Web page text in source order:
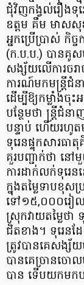
ជុំវិញកង្វល់រឿងទុ
ឧត្តម គឹម មាសសុ
អ្នកប្រើប្រាស់ កិច្ច
(ក.ប.ប.) បានគូស
សង្ស័យលើការចរ
ការណ៍មកមន្ត្រីជំ
ដើម្បីឱ្យកម្លាំងចុ
បន្ថែមថា ន្ត្រីជំ
បន្ទាប់ ហើយរហូ
ទុរេនផ្ទុកសារ
គួរបញ្ជាក់ថា ន
ការដាក់លក់ទុរេន
ក្នុងតម្លៃទាបខុ
ទៅ១៥,០០០រៀលក្
ស្រុកវាយតម្លៃថា
ជិតខាង។ ទុរេនដ
ត្រូវបានគេសង្ស័យ
បានគេច្រានចោ
បាន ទើបយកមកប